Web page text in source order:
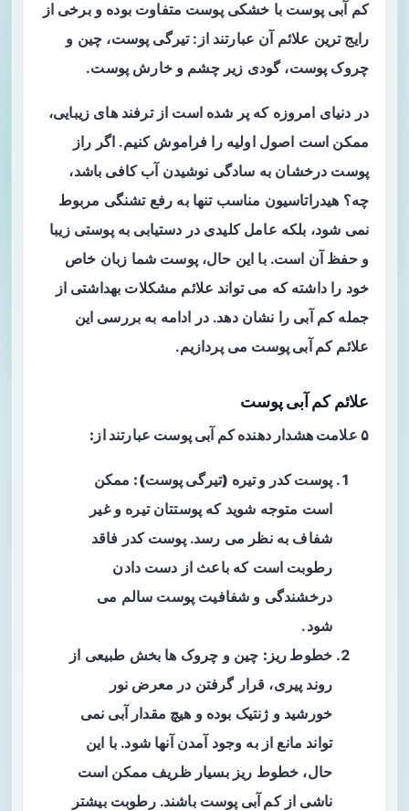
کم آبی پوست با خشکی پوست متفاوت بوده و برخی از
رایج ترین علائم آن عبارتند از: تیرگی پوست، چین و
چروک پوست، گودی زیر چشم و خارش پوست.
در دنیای امروزه که پر شده است از ترفند های زیبایی،
ممکن است اصول اولیه را فراموش کنیم. اگر راز
پوست درخشان به سادگی نوشیدن آب کافی باشد،
چه؟ هیدراتاسیون مناسب تنها به رفع تشنگی مربوط
نمی‌ شود، بلکه عامل کلیدی در دستیابی به پوستی زیبا
و حفظ آن است. با این حال، پوست شما زبان خاص
خود را داشته که می‌ تواند علائم مشکلات بهداشتی از
جمله کم‌ آبی را نشان دهد. در ادامه به بررسی این
علائمکم آبی پوست می پردازیم.
علائم کم آبی پوست
۵ علامت هشدار دهنده کم آبی پوست عبارتند از:
پوست کدر و تیره (تیرگی پوست): ممکن
است متوجه شوید که پوستتان تیره و غیر
شفاف به نظر می‌ رسد. پوست کدر فاقد
رطوبت است که باعث از دست دادن
درخشندگی و شفافیت پوست سالم می‌
شود.
خطوط ریز: چین و چروک‌ ها بخش طبیعی از
روند پیری، قرار گرفتن در معرض نور
خورشید و ژنتیک بوده و هیچ مقدار آبی نمی‌
تواند مانع از به وجود آمدن آنها شود. با این
حال، خطوط ریز بسیار ظریف ممکن است
ناشی ازکم آبی پوست باشند. رطوبت بیشتر